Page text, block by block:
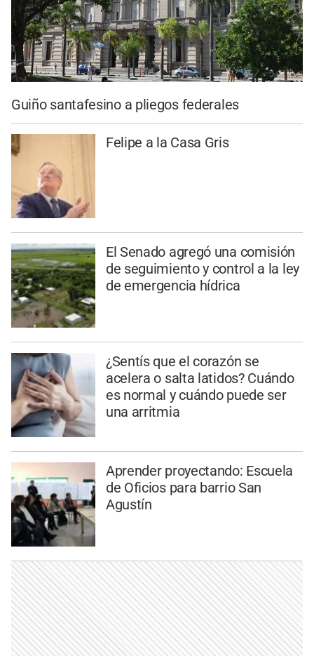
Guiño santafesino a pliegos federales
Felipe a la Casa Gris
El Senado agregó una comisión
de seguimiento y control a la ley
de emergencia hídrica
¿Sentís que el corazón se
acelera o salta latidos? Cuándo
es normal y cuándo puede ser
una arritmia
Aprender proyectando: Escuela
de Oficios para barrio San
Agustín